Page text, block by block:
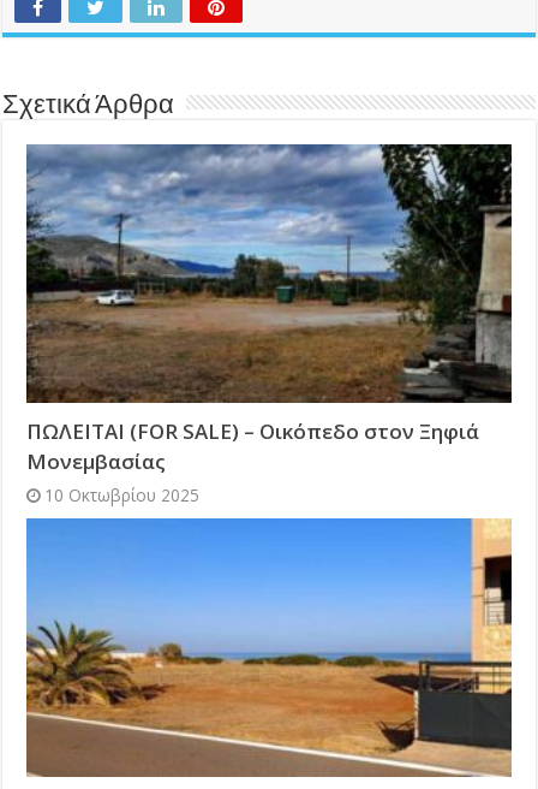
Σχετικά Άρθρα
ΠΩΛΕΙΤΑΙ (FOR SALE) – Οικόπεδο στον Ξηφιά
Μονεμβασίας
10 Οκτωβρίου 2025